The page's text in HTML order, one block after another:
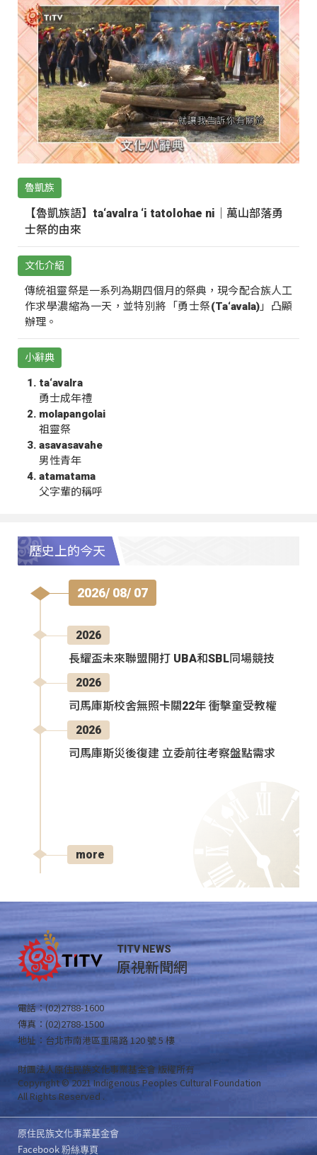
魯凱族
【魯凱族語】ta‘avalra ‘i tatolohae ni｜萬山部落勇
士祭的由來
文化介紹
傳統祖靈祭是一系列為期四個月的祭典，現今配合族人工
作求學濃縮為一天，並特別將「勇士祭(Ta‘avala)」凸顯
辦理。
小辭典
ta‘avalra
勇士成年禮
molapangolai
祖靈祭
asavasavahe
男性青年
atamatama
父字輩的稱呼
歷史上的今天
2026/ 08/ 07
2026
長耀盃未來聯盟開打 UBA和SBL同場競技
2026
司馬庫斯校舍無照卡關22年 衝擊童受教權
2026
司馬庫斯災後復建 立委前往考察盤點需求
more
TITV NEWS
原視新聞網
電話：(02)2788-1600
傳真：(02)2788-1500
地址：台北市南港區重陽路 120 號 5 樓
財團法人原住民族文化事業基金會 版權所有
Copyright © 2021 Indigenous Peoples Cultural Foundation
All Rights Reserved .
原住民族文化事業基金會
Facebook 粉絲專頁